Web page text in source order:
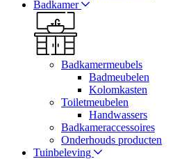
Badkamer
Badkamermeubels
Badmeubelen
Kolomkasten
Toiletmeubelen
Handwassers
Badkameraccessoires
Onderhouds producten
Tuinbeleving